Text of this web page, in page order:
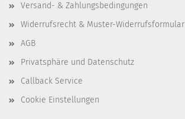
Versand- & Zahlungsbedingungen
Widerrufsrecht & Muster-Widerrufsformular
AGB
Privatsphäre und Datenschutz
Callback Service
Cookie Einstellungen